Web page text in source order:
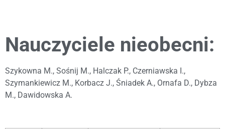
Nauczyciele nieobecni:
Szykowna M., Sośnij M., Halczak P., Czerniawska I.,
Szymankiewicz M., Korbacz J., Śniadek A., Ornafa D., Dybza
M., Dawidowska A.